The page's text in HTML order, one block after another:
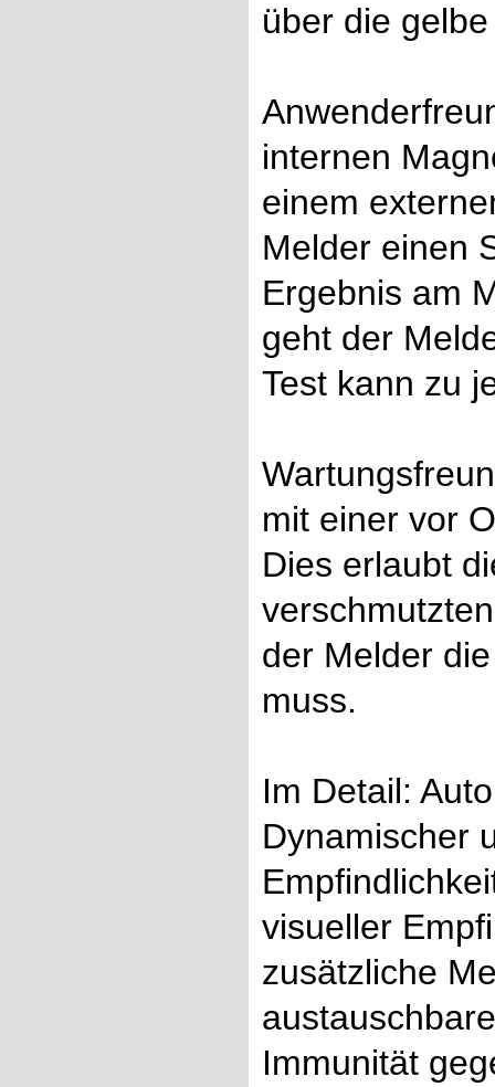
über die
internen
einem
Melder einen
Ergebnis am
geht der
Test kann zu
mit einer vor
Dies erlaubt
der Melder
muss.
Im Detail:
Dynamischer
visueller
zusätzliche
Immunität